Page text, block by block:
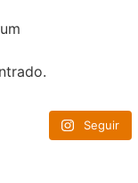
Seguir